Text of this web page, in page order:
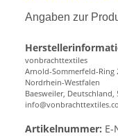
Angaben zur
vonbrachttextiles
Arnold-Sommerfeld-Ring
Nordrhein-Westfalen
Baesweiler, Deutschland,
Artikelnummer: E-